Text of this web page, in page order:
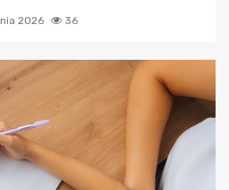
2026 36